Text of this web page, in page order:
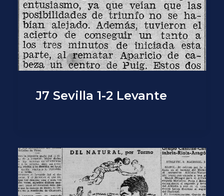
J7 Sevilla 1-2 Levante